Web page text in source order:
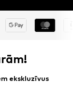
ekskluzīvus